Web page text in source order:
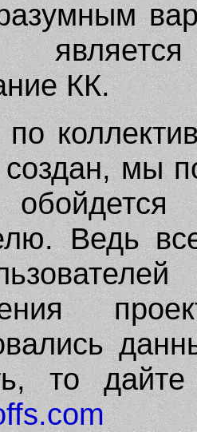
КК.
по
создан, мы
Ведь
то